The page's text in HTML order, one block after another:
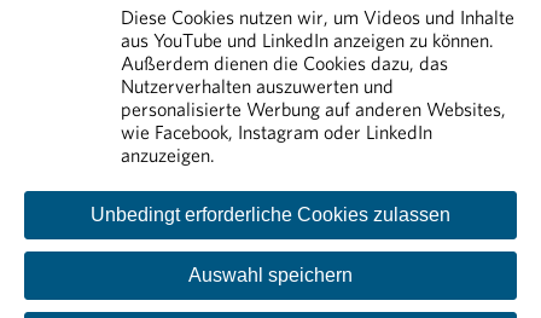
Pharmareferenten
Aus- und Weiterbildung
Impressum
Disclaimer
Diese Cookies nutzen wir, um Videos und Inhalte
aus YouTube und LinkedIn anzeigen zu können.
Außerdem dienen die Cookies dazu, das
Nutzerverhalten auszuwerten und
personalisierte Werbung auf anderen Websites,
wie Facebook, Instagram oder LinkedIn
anzuzeigen.
Unbedingt erforderliche Cookies zulassen
Auswahl speichern